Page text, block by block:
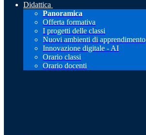
Didattica
Panoramica
Offerta formativa
I progetti delle classi
Nuovi ambienti di apprendimento
Innovazione digitale - AI
Orario classi
Orario docenti